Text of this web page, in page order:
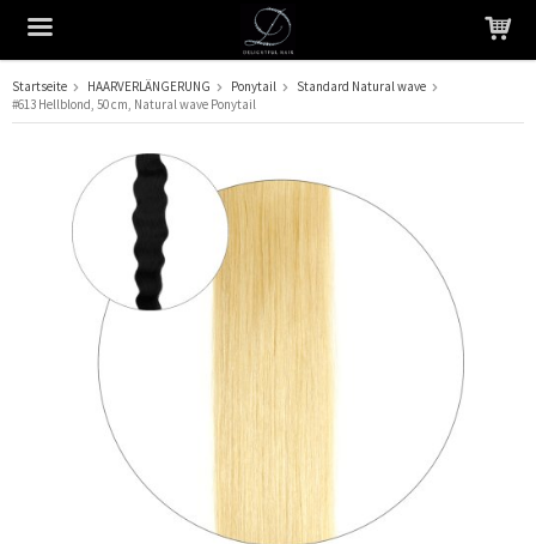
Das Produkt wurde in Ihren Warenkorb gelegt
Startseite HAARVERLÄNGERUNG Ponytail
Standard Natural wave
#613 Hellblond, 50 cm, Natural wave Ponytail